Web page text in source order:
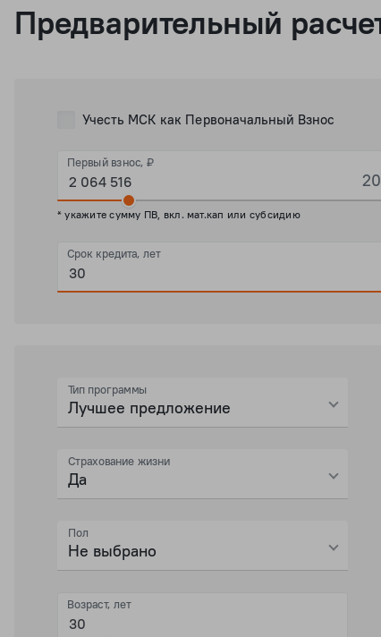
Предварительный
Учесть МСК как Первоначальный Взнос
Первый взнос, ₽
* укажите сумму ПВ, вкл. мат.кап или субсидию
Срок кредита, лет
Тип программы
Лучшее предложение
Страхование жизни
Да
Пол
Не выбрано
Возраст, лет